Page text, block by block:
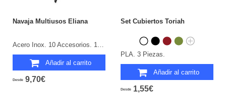
Navaja Multiusos Eliana
Acero Inox. 10 Accesorios. 10 Funciones. Funda Poliéster.
Añadir al carrito
Desde 9,70€
Set Cubiertos Toriah
PLA. 3 Piezas.
Añadir al carrito
Desde 1,55€